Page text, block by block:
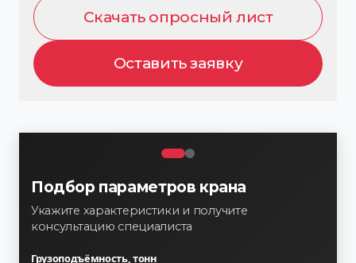
Скачать опросный лист
Оставить заявку
Подбор параметров крана
Укажите характеристики и получите
консультацию специалиста
Грузоподъёмность, тонн